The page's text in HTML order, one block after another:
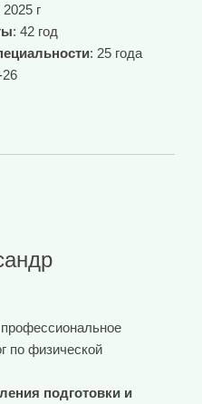
г
: 42 год
: 25 года
26
по физической
подготовки и